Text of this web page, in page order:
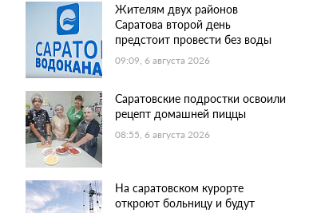
Жителям двух районов
Саратова второй день
предстоит провести без воды
09:09, 6 августа 2026
Саратовские подростки освоили
рецепт домашней пиццы
08:55, 6 августа 2026
На саратовском курорте
откроют больницу и будут